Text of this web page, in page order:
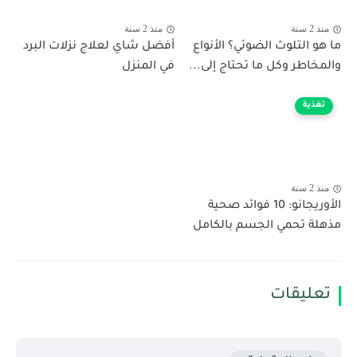
منذ 2 سنة
ما هو التلوث الضوئي؟ الأنواع
والمخاطر وكل ما تحتاج إلى...
منذ 2 سنة
أفضل شاي لعلاج نزلات البرد
في المنزل
تغذية
منذ 2 سنة
الأوريجانو: 10 فوائد صحية
مذهلة تحمي الجسم بالكامل
تعليقات